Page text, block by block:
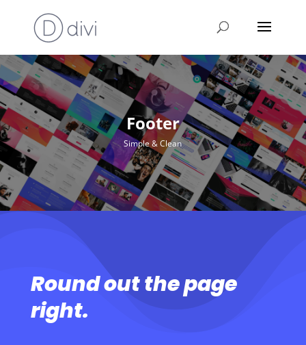
Footer
Simple & Clean
Round out the page
right.